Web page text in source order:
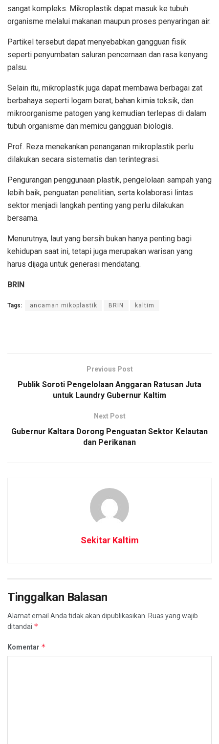
sangat kompleks. Mikroplastik dapat masuk ke tubuh
organisme melalui makanan maupun proses penyaringan air.
Partikel tersebut dapat menyebabkan gangguan fisik
seperti penyumbatan saluran pencernaan dan rasa kenyang
palsu.
Selain itu, mikroplastik juga dapat membawa berbagai zat
berbahaya seperti logam berat, bahan kimia toksik, dan
mikroorganisme patogen yang kemudian terlepas di dalam
tubuh organisme dan memicu gangguan biologis.
Prof. Reza menekankan penanganan mikroplastik perlu
dilakukan secara sistematis dan terintegrasi.
Pengurangan penggunaan plastik, pengelolaan sampah yang
lebih baik, penguatan penelitian, serta kolaborasi lintas
sektor menjadi langkah penting yang perlu dilakukan
bersama.
Menurutnya, laut yang bersih bukan hanya penting bagi
kehidupan saat ini, tetapi juga merupakan warisan yang
harus dijaga untuk generasi mendatang.
BRIN
Tags: ancaman mikoplastik BRIN kaltim
Previous Post
Publik Soroti Pengelolaan Anggaran Ratusan Juta
untuk Laundry Gubernur Kaltim
Next Post
Gubernur Kaltara Dorong Penguatan Sektor Kelautan
dan Perikanan
Sekitar Kaltim
Tinggalkan Balasan
Alamat email Anda tidak akan dipublikasikan. Ruas yang wajib
ditandai *
Komentar *